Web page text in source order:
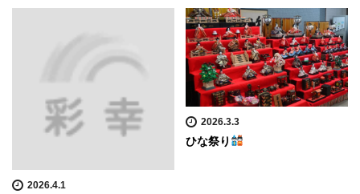
2026.4.1
2026.3.3
ひな祭り